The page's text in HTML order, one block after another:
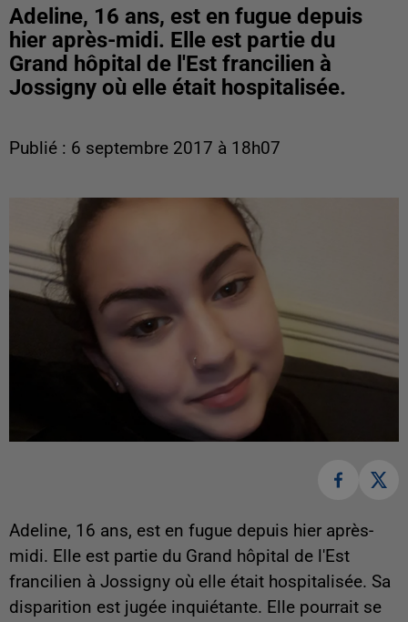
Adeline, 16 ans, est en fugue depuis
hier après-midi. Elle est partie du
Grand hôpital de l'Est francilien à
Jossigny où elle était hospitalisée.
Publié : 6 septembre 2017 à 18h07
Adeline, 16 ans, est en fugue depuis hier après-
midi. Elle est partie du Grand hôpital de l'Est
francilien à Jossigny où elle était hospitalisée. Sa
disparition est jugée inquiétante. Elle pourrait se